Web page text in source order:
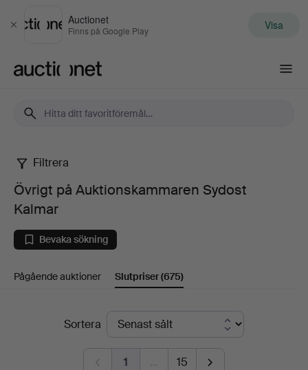
Stäng
Auctionet
Finns på Google Play Visa
Övrigt
på
Auktionskammaren
Sydost
Filtrera
Övrigt på Auktionskammaren Sydost
Kalmar
Bevaka sökning
Pågående auktioner Slutpriser(675)
SlutpriserSortera
1 … 15